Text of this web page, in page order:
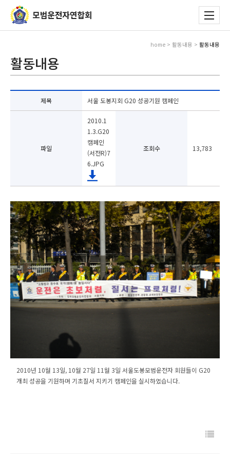
활동내용
home > 활동내용 > 활동내용
제목 서울 도봉지회 G20 성공기원 캠페인
파일
2010.1
1.3.G20
캠페인
(서전R)7
6.JPG
조회수 13,783
2010년 10월 13일, 10월 27일 11월 3일 서울도봉모범운전자 회원들이 G20
개최 성공을 기원하며 기초질서 지키기 캠페인을 실시하였습니다.